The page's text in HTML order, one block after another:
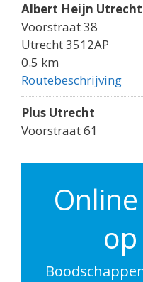
Albert Heijn Utrecht
Voorstraat 38
Utrecht 3512AP
0.5 km
Routebeschrijving
Plus Utrecht
Voorstraat 61
0.5 km
Godebaldkwartier 149
Utrecht 3511DP
0.6 km